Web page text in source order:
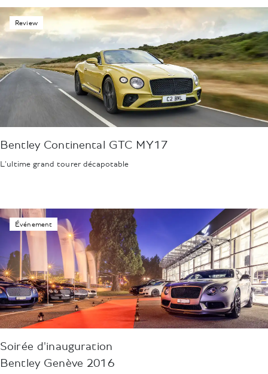
Bentley Continental GTC MY17
L'ultime grand tourer décapotable
Review
Soirée d'inauguration
Bentley Genève 2016
Événement